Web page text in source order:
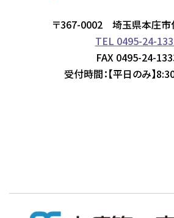
〒367-0002 埼玉県本庄市
TEL 0495-24-
FAX 0495-24-
受付時間：【平日のみ】